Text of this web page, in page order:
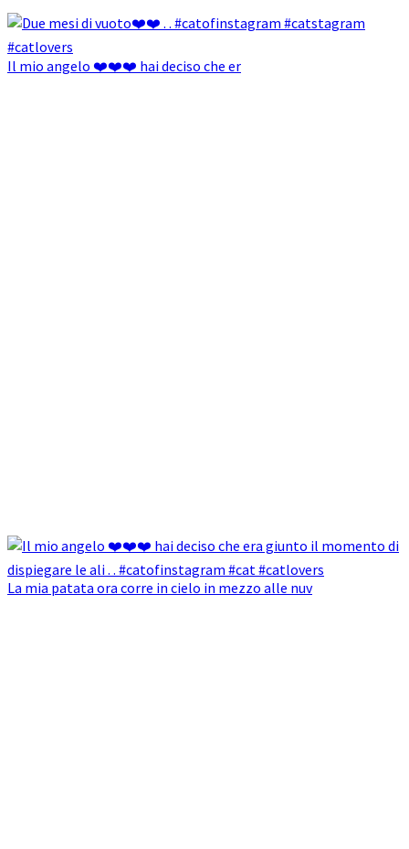
Il mio angelo ❤️❤️❤️ hai deciso che er
La mia patata ora corre in cielo in mezzo alle nuv